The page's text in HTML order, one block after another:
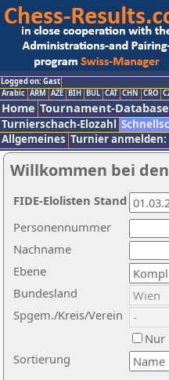
Logged on: Gast
Arabic ARM AZE BIH BUL CAT CHN CRO
Home Tournament-Database
Turnierschach-Elozahl
Allgemeines Turnier anmelden:
Willkommen bei
Nachname
Ebene
Sortierung
Personennummer
Bundesland
Spgem./Kreis/Verein
Nur
FIDE-Elolisten Stand